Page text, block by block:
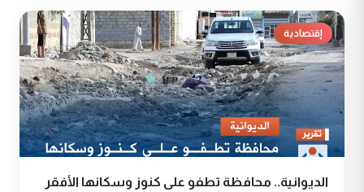
إقتصادية
الديوانية.. محافظة تطفو على كنوز وسكانها الأفقر